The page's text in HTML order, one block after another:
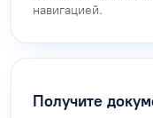
навигацией.
Получите